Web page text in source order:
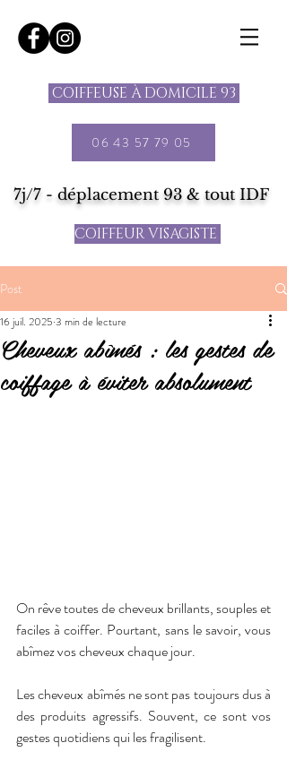
COIFFEUSE À DOMICILE 93
06 43 57 79 05
7j/7 - déplacement 93 & tout IDF
COIFFEUR VISAGISTE
Post
Cheveux abîmés : les gestes de
coiffage à éviter absolument
16 juil. 2025 3 min de lecture
On rêve toutes de cheveux brillants, souples et
faciles à coiffer. Pourtant, sans le savoir, vous
abîmez vos cheveux chaque jour.
Les cheveux abîmés ne sont pas toujours dus à
des produits agressifs. Souvent, ce sont vos
gestes quotidiens qui les fragilisent.